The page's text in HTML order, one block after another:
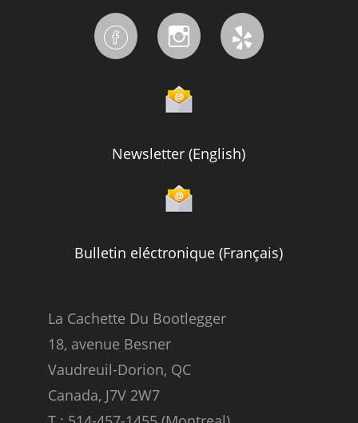
Newsletter (English)
Bulletin eléctronique (Français)
La Cachette Du Bootlegger
18, avenue Besner
Vaudreuil-Dorion, QC
Canada, J7V 2W7